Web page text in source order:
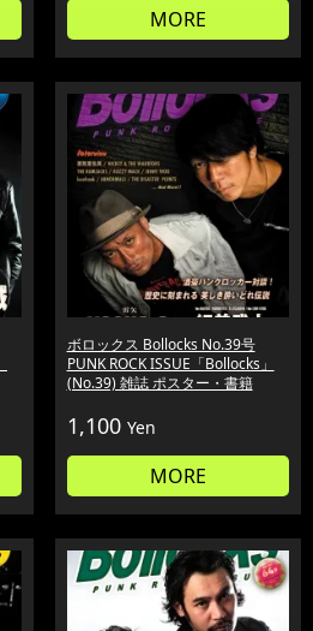
MORE
ボロックス Bollocks No.39号
PUNK ROCK ISSUE「Bollocks」
(No.39) 雑誌 ポスター・書籍
1,100 Yen
MORE